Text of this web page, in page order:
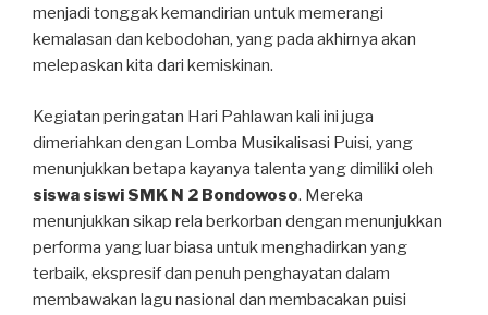
menjadi tonggak kemandirian untuk memerangi
kemalasan dan kebodohan, yang pada akhirnya akan
melepaskan kita dari kemiskinan.
Kegiatan peringatan Hari Pahlawan kali ini juga
dimeriahkan dengan Lomba Musikalisasi Puisi, yang
menunjukkan betapa kayanya talenta yang dimiliki oleh
siswa siswi SMK N 2 Bondowoso. Mereka
menunjukkan sikap rela berkorban dengan menunjukkan
performa yang luar biasa untuk menghadirkan yang
terbaik, ekspresif dan penuh penghayatan dalam
membawakan lagu nasional dan membacakan puisi